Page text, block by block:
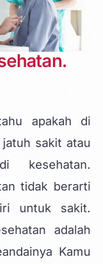
apakah di
sakit atau
kesehatan.
tidak berarti
untuk sakit.
adalah
Kamu